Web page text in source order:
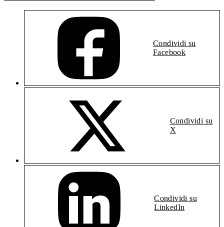
Condividi su
Facebook
Condividi su
X
Condividi su
LinkedIn